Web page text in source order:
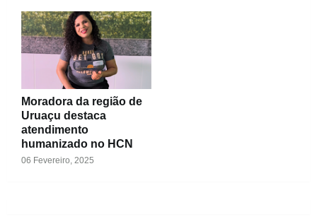
Moradora da região de
Uruaçu destaca
atendimento
humanizado no HCN
06 Fevereiro, 2025